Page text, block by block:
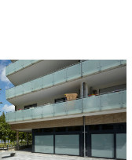
gemasert
cm